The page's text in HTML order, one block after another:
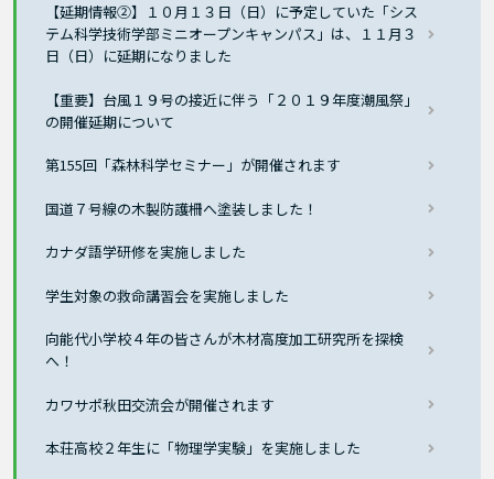
【延期情報②】１０月１３日（日）に予定していた「シス
テム科学技術学部ミニオープンキャンパス」は、１１月３
日（日）に延期になりました
【重要】台風１９号の接近に伴う「２０１９年度潮風祭」
の開催延期について
第155回「森林科学セミナー」が開催されます
国道７号線の木製防護柵へ塗装しました！
カナダ語学研修を実施しました
学生対象の救命講習会を実施しました
向能代小学校４年の皆さんが木材高度加工研究所を探検
へ！
カワサポ秋田交流会が開催されます
本荘高校２年生に「物理学実験」を実施しました